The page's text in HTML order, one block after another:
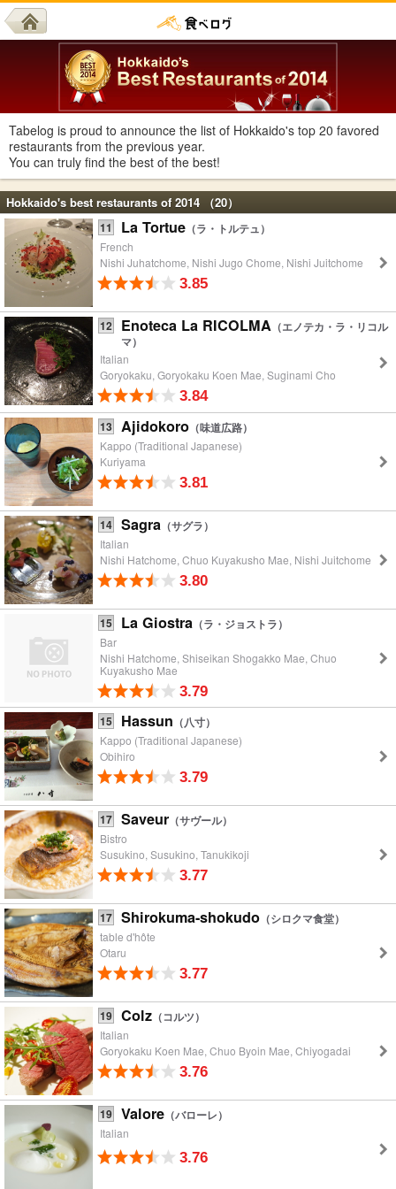
Tabelog is proud to announce the list of Hokkaido's top 20 favored
restaurants from the previous year.
You can truly find the best of the best!
Hokkaido's best restaurants of 2014 （20）
11 La Tortue （ラ・トルテュ）
French
Nishi Juhatchome, Nishi Jugo Chome, Nishi Juitchome
3.85
12 Enoteca La RICOLMA （エノテカ・ラ・リコル
マ）
Italian
Goryokaku, Goryokaku Koen Mae, Suginami Cho
3.84
13 Ajidokoro （味道広路）
Kappo (Traditional Japanese)
Kuriyama
3.81
14 Sagra （サグラ）
Italian
Nishi Hatchome, Chuo Kuyakusho Mae, Nishi Juitchome
3.80
15 La Giostra （ラ・ジョストラ）
Bar
Nishi Hatchome, Shiseikan Shogakko Mae, Chuo
Kuyakusho Mae
3.79
15 Hassun （八寸）
Kappo (Traditional Japanese)
Obihiro
3.79
17 Saveur （サヴール）
Bistro
Susukino, Susukino, Tanukikoji
3.77
17 Shirokuma-shokudo （シロクマ食堂）
table d'hôte
Otaru
3.77
19 Colz （コルツ）
Italian
Goryokaku Koen Mae, Chuo Byoin Mae, Chiyogadai
3.76
19 Valore （バローレ）
Italian
3.76